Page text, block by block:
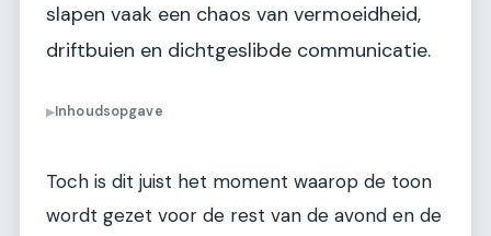
slapen vaak een chaos van vermoeidheid,
driftbuien en dichtgeslibde communicatie.
▶Inhoudsopgave
Toch is dit juist het moment waarop de toon
wordt gezet voor de rest van de avond en de